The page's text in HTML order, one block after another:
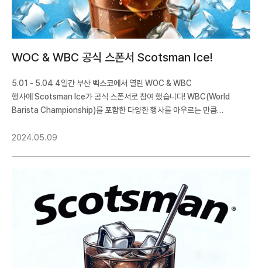
WOC & WBC 공식 스폰서 Scotsman Ice!
5.01 - 5.04 4일간 부산 벡스코에서 열린 WOC & WBC
행사에 Scotsman Ice가 공식 스폰서로 참여 했습니다! WBC(World
Barista Championship)를 포함한 다양한 행사를 아우르는 만큼
찾아올 만큼 성황리에 종료 되었습니다. 저희 Scotsman에서도 독립 부스를
세계적인 얼음 Scotsman과 함께하세요!
2024.05.09